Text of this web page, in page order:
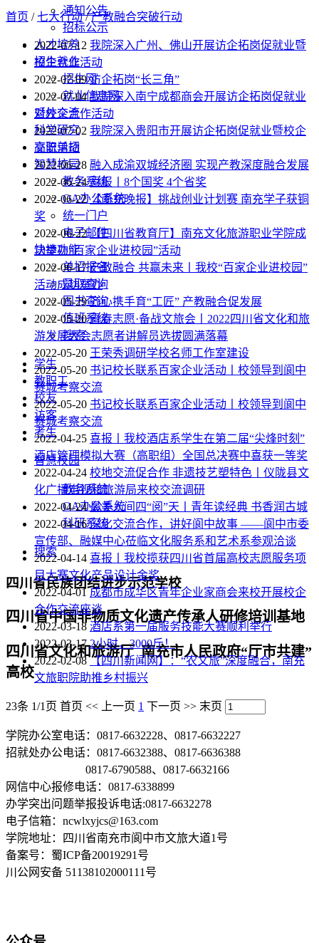
通知公告
招标公示
人才培养
招生就业
招生网
就业信息网
对外交流
科学研究
高职单招
智慧校园
教务系统
OA办公系统
统一门户
电子邮件
快捷功能
单招报名
录取查询
图书查询
值班系统
搜索
学生
教职工
校友
访客
考生
智慧校园
教务系统
OA办公系统
科研系统
搜索
四川省民族团结进步示范学校
四川省中国非物质文化遗产传承人研修培训基地
四川省文化和旅游厅 南充市人民政府“厅市共建”
高校
首页 /七大行动/产教融合突破行动
2022-07-12 我院深入广州、佛山开展访企拓岗促就业暨
校企合作活动
2022-07-09 访企拓岗“长三角”
2022-07-04 我院深入南宁成都商会开展访企拓岗促就业
暨校企合作活动
2022-07-02 我院深入贵阳市开展访企拓岗促就业暨校企
交流活动
2022-06-28 融入成渝双城经济圈 实现产教深度融合发展
2022-06-24 喜报丨8个国奖 4个省奖
2022-06-22 【南充晚报】挑战创业计划赛 南充学子获铜
奖
2022-06-22 【四川省教育厅】南充文化旅游职业学院成
功举办“百家企业进校园”活动
2022-06-17 产教融合 共赢未来丨我校“百家企业进校园”
活动成功举办
2022-05-29 齐心携手育“工匠” 产教融合促发展
2022-05-20 青春志愿·备战文旅会丨2022四川省文化和旅
游发展大会志愿者讲解员选拔圆满落幕
2022-05-20 王荣秀调研学校名师工作室建设
2022-05-20 书记校长联系百家企业活动丨校领导到阆中
赛城考察交流
2022-05-20 书记校长联系百家企业活动丨校领导到阆中
赛城考察交流
2022-04-25 喜报丨我校酒店系学生在第二届“尖烽时刻”
酒店管理模拟大赛（高职组）全国总决赛中喜获一等奖
2022-04-24 校地交流促合作 非遗技艺塑特色丨仪陇县文
化广播电视和旅游局来校交流调研
2022-04-24 最美人间四“阅”天丨青年读经典 书香润古城
2022-04-16 深化交流合作，讲好阆中故事 ——阆中市委
宣传部、融媒中心莅临文化服务系和艺术系参观洽谈
2022-04-14 喜报丨我校揽获四川省首届高校志愿服务项
目大赛文化产品设计金奖
2022-04-01 成都市成华区青年企业家商会来校开展校企
合作交流座谈
2022-03-18 酒店系第一届服务技能大赛顺利举行
2022-03-17 2小时，3000斤！
2022-02-08 【四川新闻网】：“农文旅”深度融合，南充
文旅职院助推乡村振兴
23条 1/1页 首页 << 上一页 1 下一页 >> 末页
学院办公室电话：0817-6632228、0817-6632227
招就处办公电话：0817-6632388、0817-6636388
0817-6790588、0817-6632166
网信中心报修电话：0817-6338899
办学突出问题举报投诉电话:0817-6632278
电子信箱：ncwlxyjcs@163.com
学院地址：四川省南充市阆中市文旅大道1号
备案号：蜀ICP备20019291号
川公网安备 51138102000111号